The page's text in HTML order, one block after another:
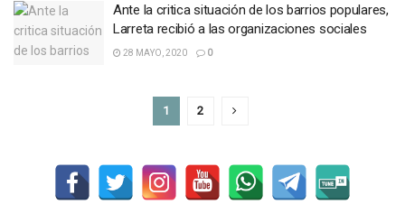
Ante la critica situación de los barrios populares,
Larreta recibió a las organizaciones sociales
28 MAYO, 2020 0
1 2